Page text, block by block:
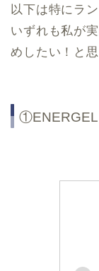
以下は特にラ
いずれも私が
めしたい！と
①ENERGEL